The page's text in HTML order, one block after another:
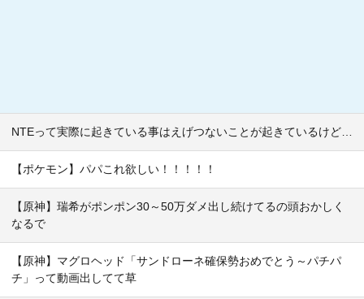
NTEって実際に起きている事はえげつないことが起きているけど…
【ポケモン】パパこれ欲しい！！！！！
【原神】瑞希がポンポン30～50万ダメ出し続けてるの頭おかしく
なるで
【原神】マグロヘッド「サンドローネ確保勢おめでとう～パチパ
チ」って動画出してて草